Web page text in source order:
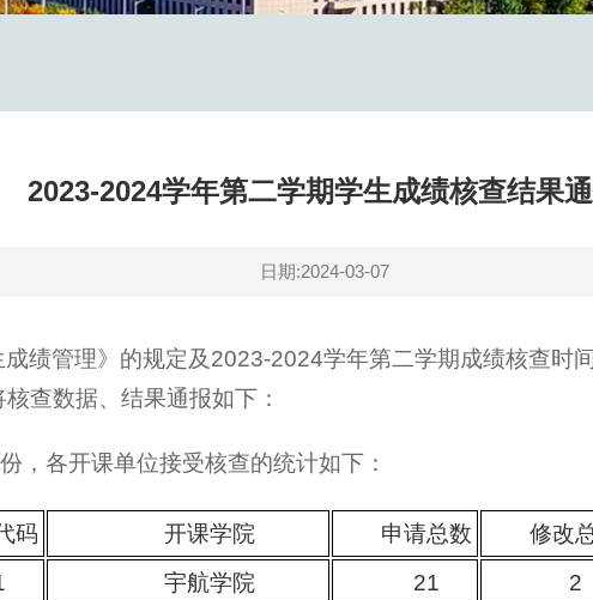
2023-2024学年第二学期学生成绩核查结果
日期:2024-03-07
绩管理》的规定及2023-2024学年第二学期成绩核查时
查数据、结果通报如下：
，各开课单位接受核查的统计如下：
码 开课学院 申请总数
修改
宇航学院 21
2